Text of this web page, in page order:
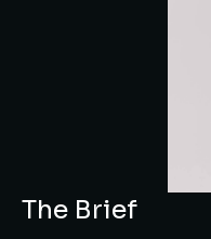
The Brief